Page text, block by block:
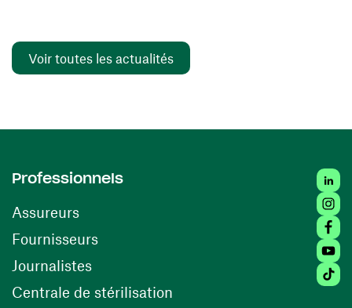
Voir toutes les actualités
Professionnels
Assureurs
Fournisseurs(ouvre une nouvelle fenêtre)
Journalistes
Centrale de stérilisation (ouvre une nouvelle